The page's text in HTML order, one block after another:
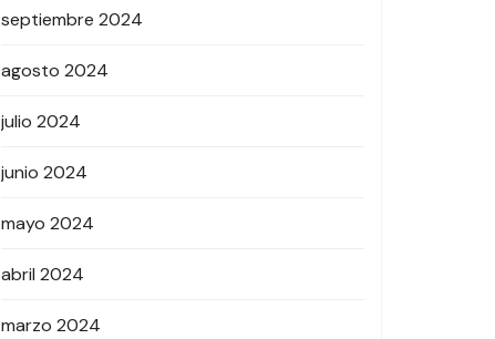
septiembre 2024
agosto 2024
julio 2024
junio 2024
mayo 2024
abril 2024
marzo 2024